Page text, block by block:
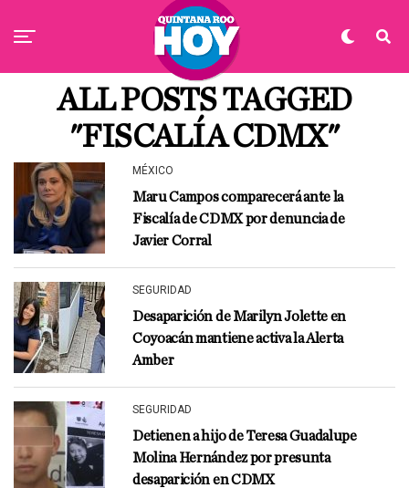
ALL POSTS TAGGED
"FISCALÍA CDMX"
MÉXICO
Maru Campos comparecerá ante la
Fiscalía de CDMX por denuncia de
Javier Corral
SEGURIDAD
Desaparición de Marilyn Jolette en
Coyoacán mantiene activa la Alerta
Amber
SEGURIDAD
Detienen a hijo de Teresa Guadalupe
Molina Hernández por presunta
desaparición en CDMX